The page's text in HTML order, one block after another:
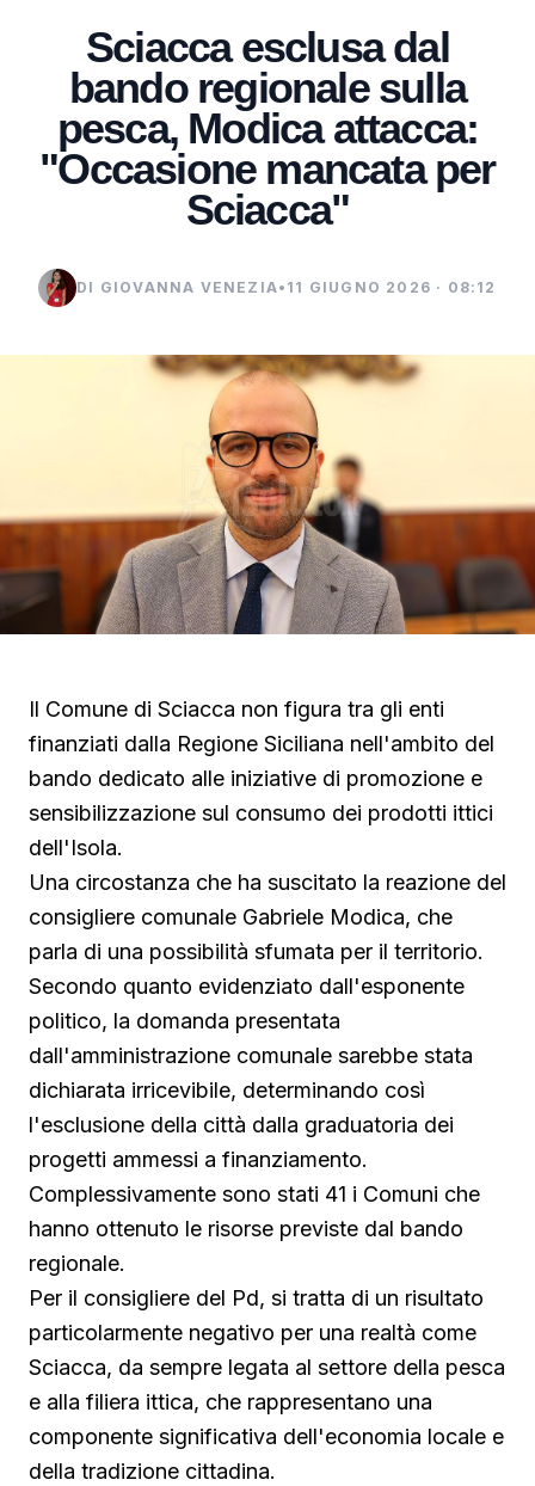
Sciacca esclusa dal
bando regionale sulla
pesca, Modica attacca:
"Occasione mancata per
Sciacca"
DI GIOVANNA VENEZIA• 11 GIUGNO 2026 · 08:12
Il Comune di Sciacca non figura tra gli enti
finanziati dalla Regione Siciliana nell'ambito del
bando dedicato alle iniziative di promozione e
sensibilizzazione sul consumo dei prodotti ittici
dell'Isola.
Una circostanza che ha suscitato la reazione del
consigliere comunale Gabriele Modica, che
parla di una possibilità sfumata per il territorio.
Secondo quanto evidenziato dall'esponente
politico, la domanda presentata
dall'amministrazione comunale sarebbe stata
dichiarata irricevibile, determinando così
l'esclusione della città dalla graduatoria dei
progetti ammessi a finanziamento.
Complessivamente sono stati 41 i Comuni che
hanno ottenuto le risorse previste dal bando
regionale.
Per il consigliere del Pd, si tratta di un risultato
particolarmente negativo per una realtà come
Sciacca, da sempre legata al settore della pesca
e alla filiera ittica, che rappresentano una
componente significativa dell'economia locale e
della tradizione cittadina.